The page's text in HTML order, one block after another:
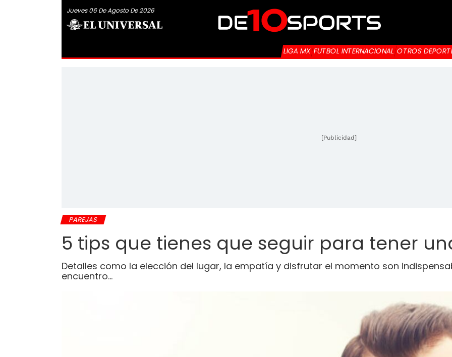
Jueves 06 De Agosto De 2026
LIGA MX FUTBOL INTERNACIONAL OTROS
[Publicidad]
PAREJAS
5 tips que tienes que seguir para tener
Detalles como la elección del lugar, la empatía y disfrutar el momento son
encuentro…